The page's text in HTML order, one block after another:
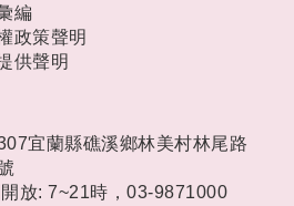
編
政策聲明
供聲明
宜蘭縣礁溪鄉林美村林尾路
放: 7~21時， 03-9871000